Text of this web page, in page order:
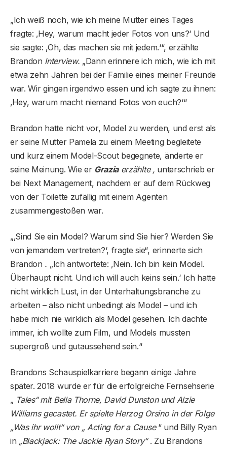
„Ich weiß noch, wie ich meine Mutter eines Tages
fragte: ‚Hey, warum macht jeder Fotos von uns?‘ Und
sie sagte: ‚Oh, das machen sie mit jedem.‘“, erzählte
Brandon Interview. „Dann erinnere ich mich, wie ich mit
etwa zehn Jahren bei der Familie eines meiner Freunde
war. Wir gingen irgendwo essen und ich sagte zu ihnen:
‚Hey, warum macht niemand Fotos von euch?‘“
Brandon hatte nicht vor, Model zu werden, und erst als
er seine Mutter Pamela zu einem Meeting begleitete
und kurz einem Model-Scout begegnete, änderte er
seine Meinung. Wie er Graziaerzählte , unterschrieb er
bei Next Management, nachdem er auf dem Rückweg
von der Toilette zufällig mit einem Agenten
zusammengestoßen war.
„‚Sind Sie ein Model? Warum sind Sie hier? Werden Sie
von jemandem vertreten?‘, fragte sie“, erinnerte sich
Brandon . „Ich antwortete: ‚Nein. Ich bin kein Model.
Überhaupt nicht. Und ich will auch keins sein.‘ Ich hatte
nicht wirklich Lust, in der Unterhaltungsbranche zu
arbeiten – also nicht unbedingt als Model – und ich
habe mich nie wirklich als Model gesehen. Ich dachte
immer, ich wollte zum Film, und Models mussten
supergroß und gutaussehend sein.“
Brandons Schauspielkarriere begann einige Jahre
später. 2018 wurde er für die erfolgreiche Fernsehserie
„ Tales“ mit Bella Thorne, David Dunston und Alzie
Williams gecastet. Er spielte Herzog Orsino in der Folge
„Was ihr wollt“ von „ Acting for a Cause“ und Billy Ryan
in „Blackjack: The Jackie Ryan Story“. Zu Brandons